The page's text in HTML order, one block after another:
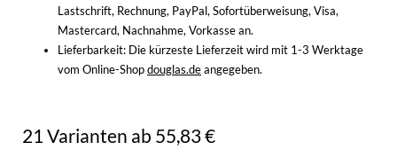
Lastschrift, Rechnung, PayPal, Sofortüberweisung, Visa,
Mastercard, Nachnahme, Vorkasse an.
Lieferbarkeit: Die kürzeste Lieferzeit wird mit 1-3 Werktage
vom Online-Shopdouglas.deangegeben.
21 Varianten ab 55,83 €